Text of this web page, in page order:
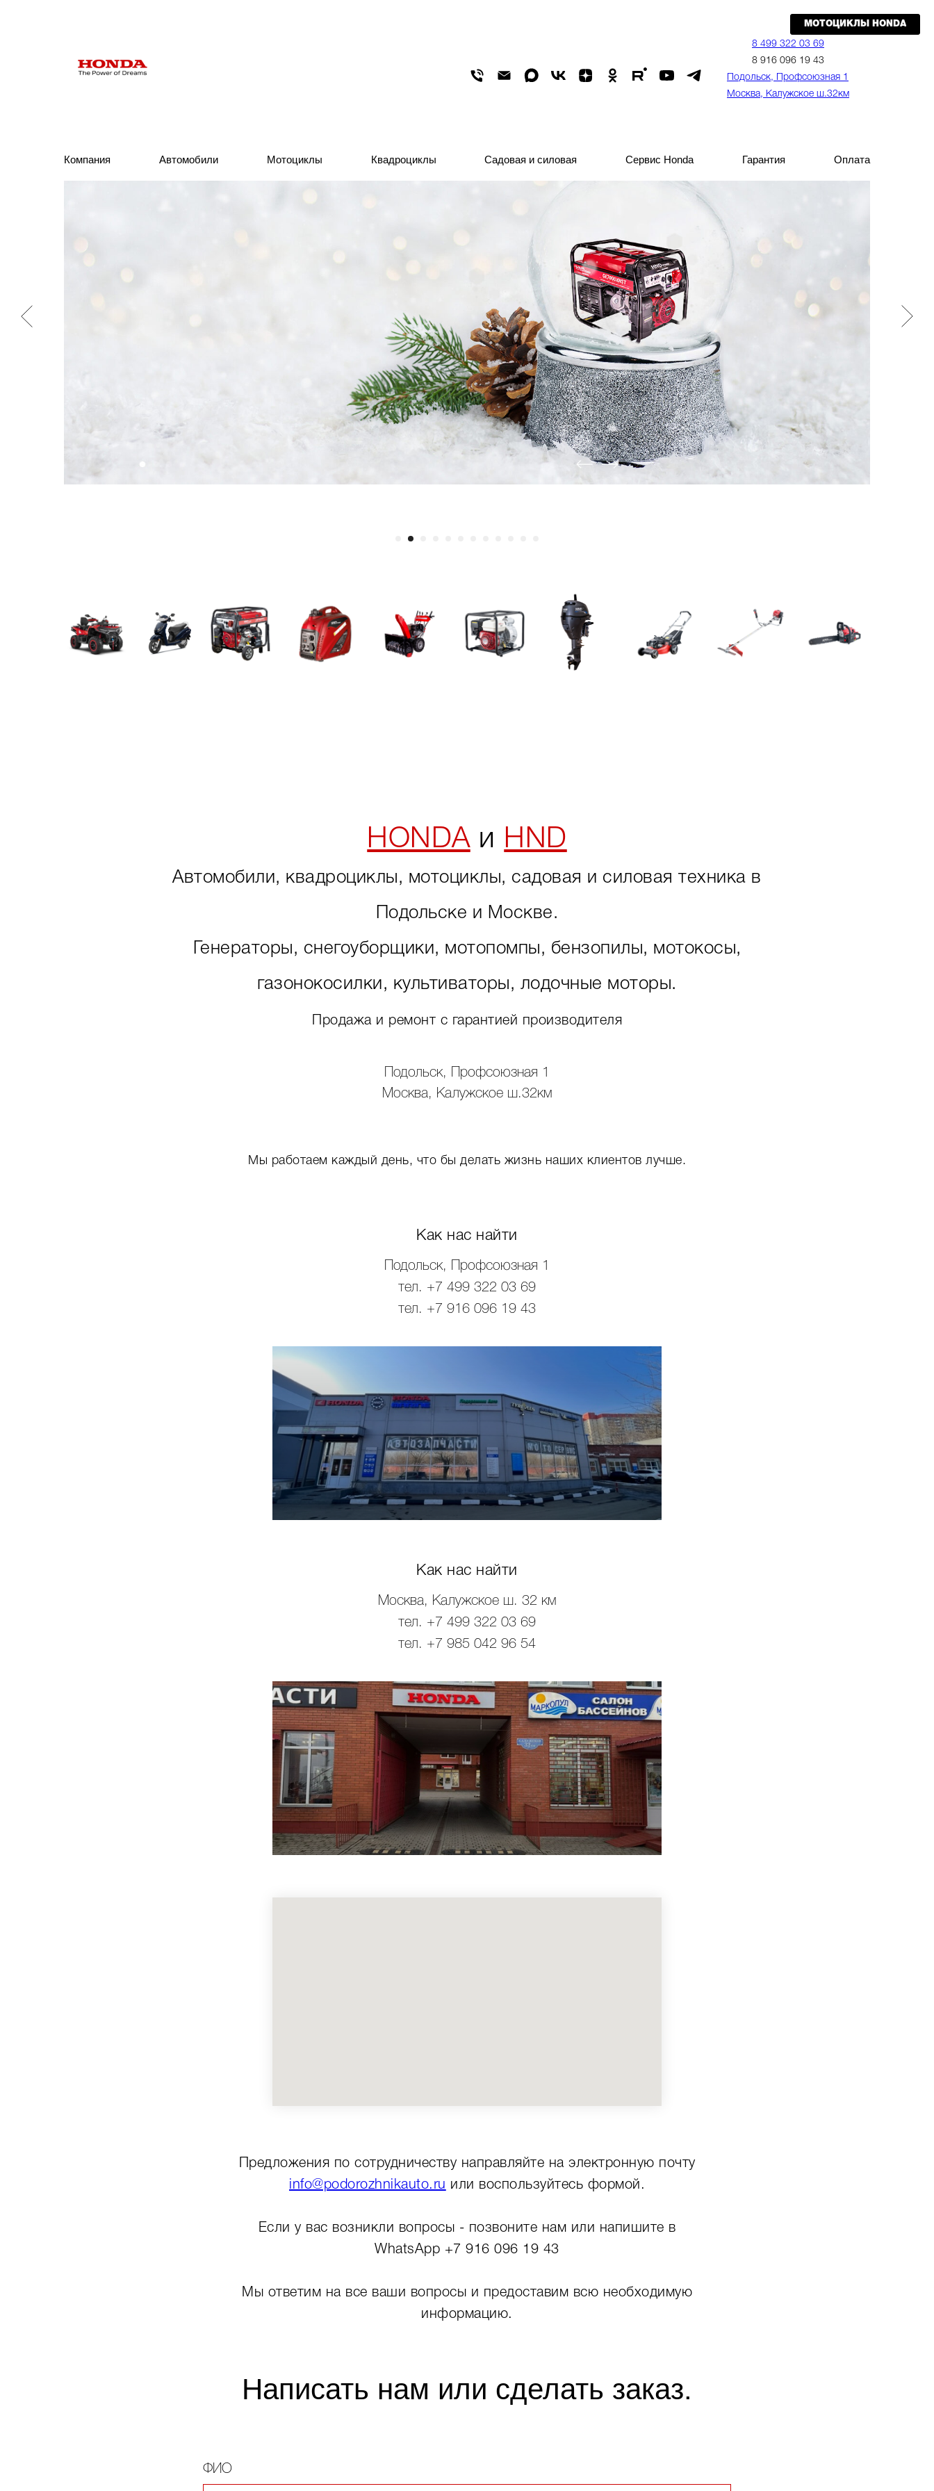
МОТОЦИКЛЫ HONDA
8 499 322 03 69
8 916 096 19 43
Подольск, Профсоюзная 1
Москва, Калужское ш.32км
Компания Автомобили Мотоциклы Квадроциклы Садовая и силовая Сервис Honda Гарантия Оплата
HONDAи HND
Автомобили, квадроциклы, мотоциклы, садовая и силовая техника в
Подольске и Москве.
Генераторы, снегоуборщики, мотопомпы, бензопилы, мотокосы,
газонокосилки, культиваторы, лодочные моторы.
Продажа и ремонт с гарантией производителя
Подольск, Профсоюзная 1
Москва, Калужское ш.32км
Мы работаем каждый день, что бы делать жизнь наших клиентов лучше.
Как нас найти
Подольск, Профсоюзная 1
тел. +7 499 322 03 69
тел. +7 916 096 19 43
Как нас найти
Москва, Калужское ш. 32 км
тел. +7 499 322 03 69
тел. +7 985 042 96 54
Предложения по сотрудничеству направляйте на электронную почту
info@podorozhnikauto.ru или воспользуйтесь формой.
Если у вас возникли вопросы - позвоните нам или напишите в
WhatsApp +7 916 096 19 43
Мы ответим на все ваши вопросы и предоставим всю необходимую
информацию.
Написать нам или сделать заказ.
ФИО
МОТОЦИКЛЫ HONDA
8 499 322 03 69
8 916 096 19 43
Подольск, Профсоюзная 1
Москва, Калужское ш.32км
Компания Автомобили Мотоциклы Квадроциклы Садовая и силовая Сервис Honda Гарантия Оплата